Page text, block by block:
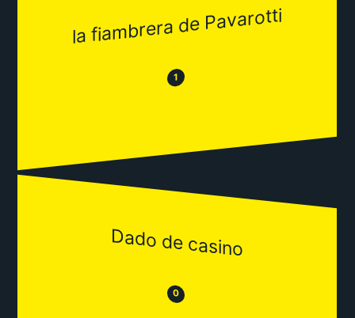
la fiambrera de Pavarotti
😒 1 😂
Dado de casino
😒 0 😂